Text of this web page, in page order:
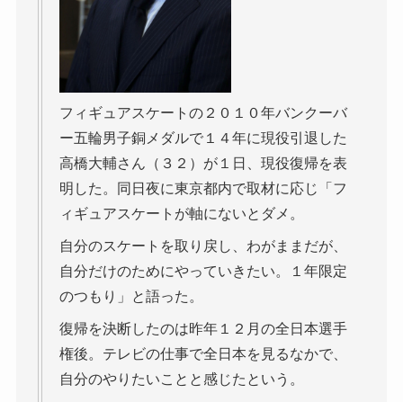
フィギュアスケートの２０１０年バンクーバ
ー五輪男子銅メダルで１４年に現役引退した
高橋大輔さん（３２）が１日、現役復帰を表
明した。同日夜に東京都内で取材に応じ「フ
ィギュアスケートが軸にないとダメ。
自分のスケートを取り戻し、わがままだが、
自分だけのためにやっていきたい。１年限定
のつもり」と語った。
復帰を決断したのは昨年１２月の全日本選手
権後。テレビの仕事で全日本を見るなかで、
自分のやりたいことと感じたという。